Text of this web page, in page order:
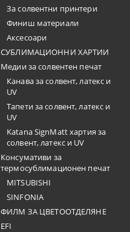
За солвентни принтери
Финиш материали
Аксесоари
СУБЛИМАЦИОННИ ХАРТИИ
Медии за солвентен печат
Канава за солвент, латекс и
UV
Тапети за солвент, латекс и
UV
Katana SignMatt хартия за
солвент, латекс и UV
Консумативи за
термосублимационен печат
MITSUBISHI
SINFONIA
ФИЛМ ЗА ЦВЕТООТДЕЛЯНЕ
EFI